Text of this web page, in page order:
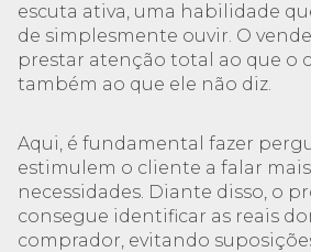
escuta ativa, uma habilidade
de simplesmente ouvir. O
prestar atenção total ao que o
também ao que ele não diz.
Aqui, é fundamental fazer
estimulem o cliente a falar
necessidades. Diante disso, o
consegue identificar as reais
comprador, evitando